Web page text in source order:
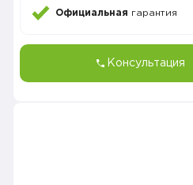
Официальная гарантия
Консультация